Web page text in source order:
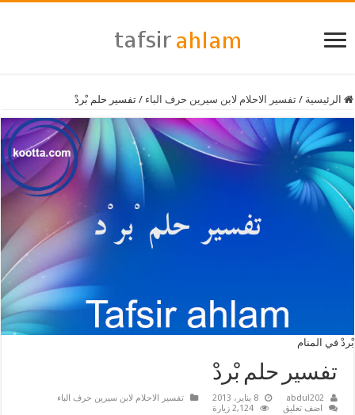
الرئيسية / تفسير الاحلام لابن سيرين حرف الباء / تفسير حلم بْردْ
بْردْ في المنام
تفسير حلم بْردْ
abdul202 8 يناير، 2013
تفسير الاحلام لابن سيرين حرف الباء
اضف تعليق
2,124 زيارة